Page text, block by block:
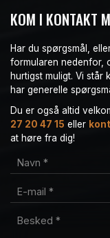
KOM I KONTAKT
Har du spørgsmål,
formularen nedenfor,
hurtigst muligt. Vi står
har generelle
Du er også altid
27 20 47 15 eller
at høre fra dig!